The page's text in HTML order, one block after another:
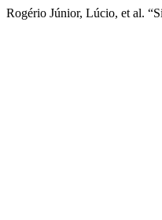
Rogério Júnior, Lúcio, et al.